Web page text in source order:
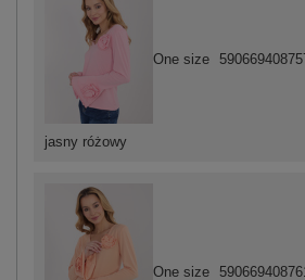
One size
jasny różowy
One size